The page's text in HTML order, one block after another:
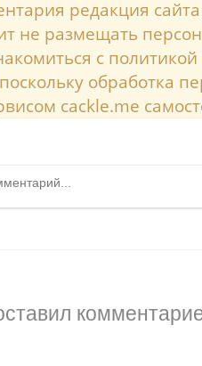
редакция
не размещать
с
обработка
cackle.me